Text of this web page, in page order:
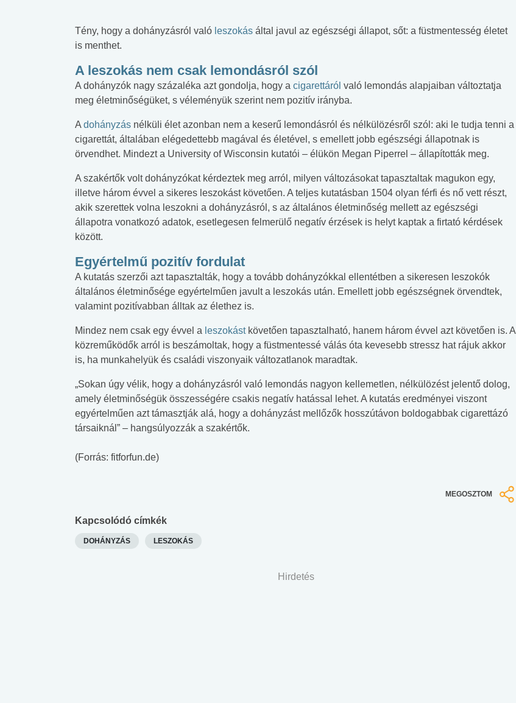
Tény, hogy a dohányzásról való leszokás által javul az egészségi állapot, sőt: a füstmentesség életet
is menthet.
A leszokás nem csak lemondásról szól
A dohányzók nagy százaléka azt gondolja, hogy a cigarettáról való lemondás alapjaiban változtatja
meg életminőségüket, s véleményük szerint nem pozitív irányba.
A dohányzás nélküli élet azonban nem a keserű lemondásról és nélkülözésről szól: aki le tudja tenni a
cigarettát, általában elégedettebb magával és életével, s emellett jobb egészségi állapotnak is
örvendhet. Mindezt a University of Wisconsin kutatói – élükön Megan Piperrel – állapították meg.
A szakértők volt dohányzókat kérdeztek meg arról, milyen változásokat tapasztaltak magukon egy,
illetve három évvel a sikeres leszokást követően. A teljes kutatásban 1504 olyan férfi és nő vett részt,
akik szerettek volna leszokni a dohányzásról, s az általános életminőség mellett az egészségi
állapotra vonatkozó adatok, esetlegesen felmerülő negatív érzések is helyt kaptak a firtató kérdések
között.
Egyértelmű pozitív fordulat
A kutatás szerzői azt tapasztalták, hogy a tovább dohányzókkal ellentétben a sikeresen leszokók
általános életminősége egyértelműen javult a leszokás után. Emellett jobb egészségnek örvendtek,
valamint pozitívabban álltak az élethez is.
Mindez nem csak egy évvel a leszokástkövetően tapasztalható, hanem három évvel azt követően is. A
közreműködők arról is beszámoltak, hogy a füstmentessé válás óta kevesebb stressz hat rájuk akkor
is, ha munkahelyük és családi viszonyaik változatlanok maradtak.
„Sokan úgy vélik, hogy a dohányzásról való lemondás nagyon kellemetlen, nélkülözést jelentő dolog,
amely életminőségük összességére csakis negatív hatással lehet. A kutatás eredményei viszont
egyértelműen azt támasztják alá, hogy a dohányzást mellőzők hosszútávon boldogabbak cigarettázó
társaiknál” – hangsúlyozzák a szakértők.
(Forrás: fitforfun.de)
MEGOSZTOM
Kapcsolódó címkék
DOHÁNYZÁS LESZOKÁS
Hirdetés